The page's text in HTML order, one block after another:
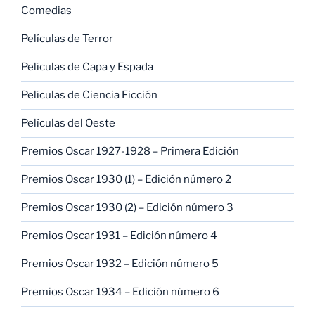
Comedias
Películas de Terror
Películas de Capa y Espada
Películas de Ciencia Ficción
Películas del Oeste
Premios Oscar 1927-1928 – Primera Edición
Premios Oscar 1930 (1) – Edición número 2
Premios Oscar 1930 (2) – Edición número 3
Premios Oscar 1931 – Edición número 4
Premios Oscar 1932 – Edición número 5
Premios Oscar 1934 – Edición número 6